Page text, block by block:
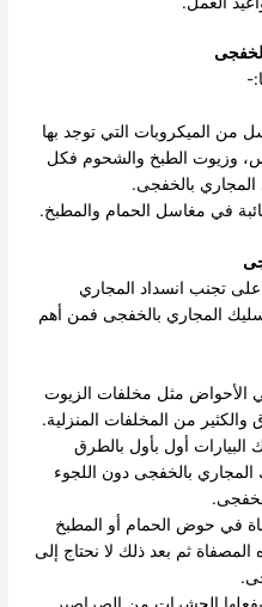
من الميكروبات التي توجد بها
وزيوت الطبخ والشحوم فكل
المجاري بالخفجى.
في مغاسل الحمام والمطبخ.
تجنب انسداد المجاري
المجاري بالخفجى فمن أهم
الأحواض مثل مخلفات الزيوت
من المخلفات المنزلية.
أول بأول بالطرق
المجاري بالخفجى دون اللجوء
في حوض الحمام أو المطبخ
ثم بعد ذلك لا نحتاج إلى
الحشرات من الصراصير